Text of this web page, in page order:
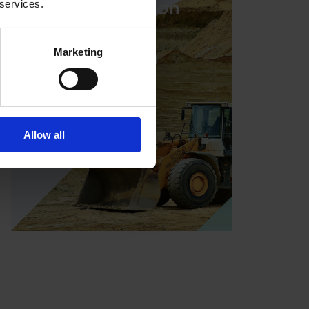
Marketing
Allow all
rezervasyon
yaptırın